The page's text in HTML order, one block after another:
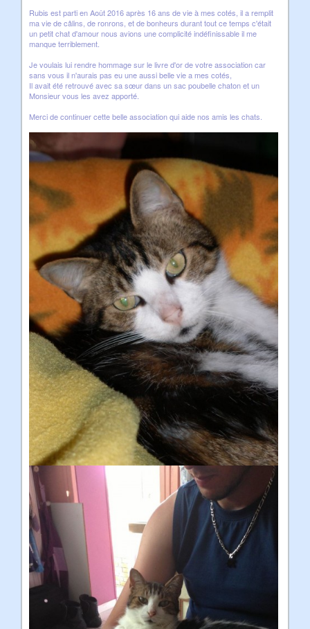
Rubis est parti en Août 2016 après 16 ans de vie à mes cotés, il a remplit
ma vie de câlins, de ronrons, et de bonheurs durant tout ce temps c'était
un petit chat d'amour nous avions une complicité indéfinissable il me
manque terriblement.
Je voulais lui rendre hommage sur le livre d'or de votre association car
sans vous il n'aurais pas eu une aussi belle vie a mes cotés,
Il avait été retrouvé avec sa sœur dans un sac poubelle chaton et un
Monsieur vous les avez apporté.
Merci de continuer cette belle association qui aide nos amis les chats.